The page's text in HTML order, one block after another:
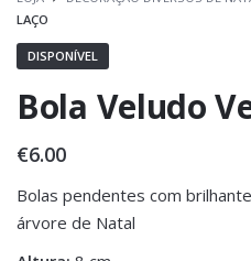
LAÇO
DISPONÍVEL
Bola Veludo
€6.00
Bolas pendentes com
árvore de Natal